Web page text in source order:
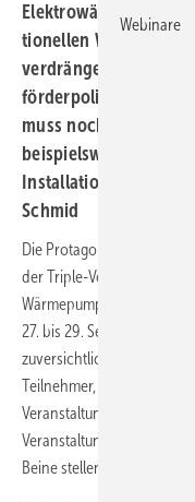
tionellen
verdrängen.
förderpolitische
muss noch einiges an
beispielsweise die
Installation und
Schmid
Die Protagonisten der
der Triple-Veranstaltung 9.
Wärmepumpen-Forum und
27. bis 29. September in
zuversichtlich über ihre
Teilnehmer, davon über
Veranstaltung teil. Dass
Veranstaltungstermin
Beine stellen konnten, ist
Webinare